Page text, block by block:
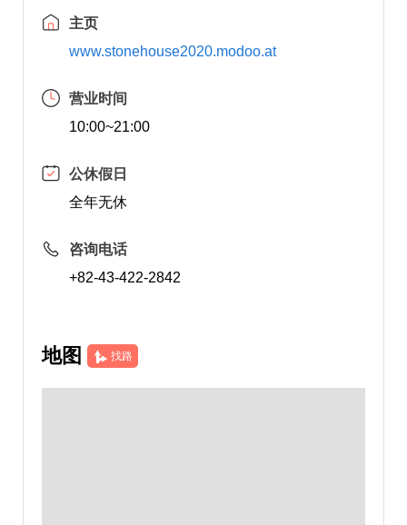
主页
www.stonehouse2020.modoo.at
营业时间
10:00~21:00
公休假日
全年无休
咨询电话
+82-43-422-2842
地图 找路